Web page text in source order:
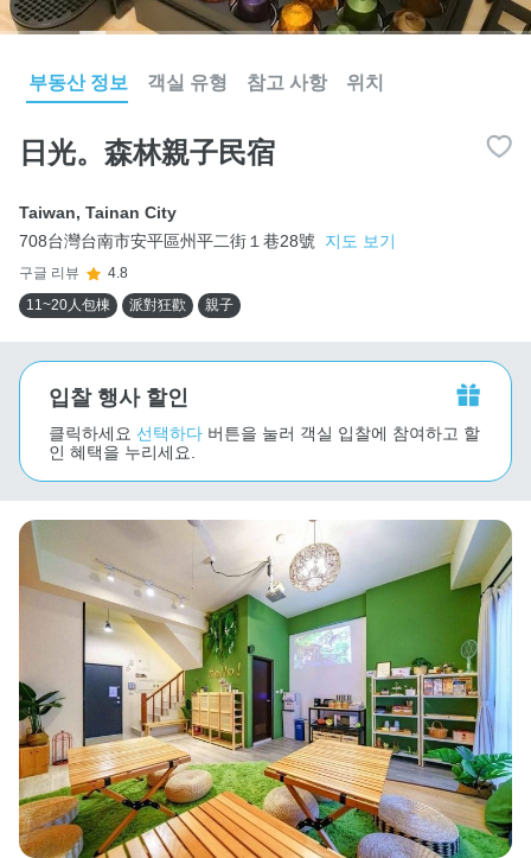
부동산 정보 객실 유형 참고 사항 위치
日光。森林親子民宿
Taiwan, Tainan City
708台灣台南市安平區州平二街１巷28號
지도 보기
구글 리뷰
4.8
11~20人包棟
派對狂歡 親子
입찰 행사 할인
클릭하세요 선택하다 버튼을 눌러 객실 입찰에 참여하고 할
인 혜택을 누리세요.